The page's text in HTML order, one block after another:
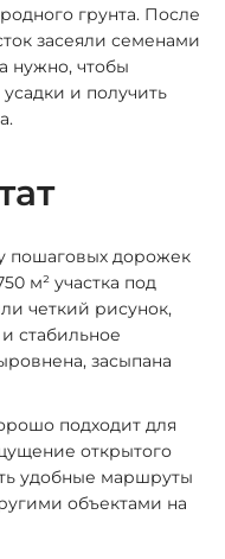
грунта. После
засеяли семенами
нужно, чтобы
и получить
пошаговых дорожек
м² участка под
четкий рисунок,
стабильное
засыпана
подходит для
открытого
удобные маршруты
объектами на